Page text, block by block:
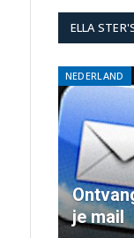
ELLA
NEDERLAND
je mail